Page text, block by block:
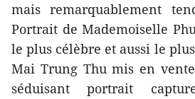
mais remarquablement
Portrait de Mademoiselle
le plus célèbre et aussi le
Mai Trung Thu mis en
séduisant portrait